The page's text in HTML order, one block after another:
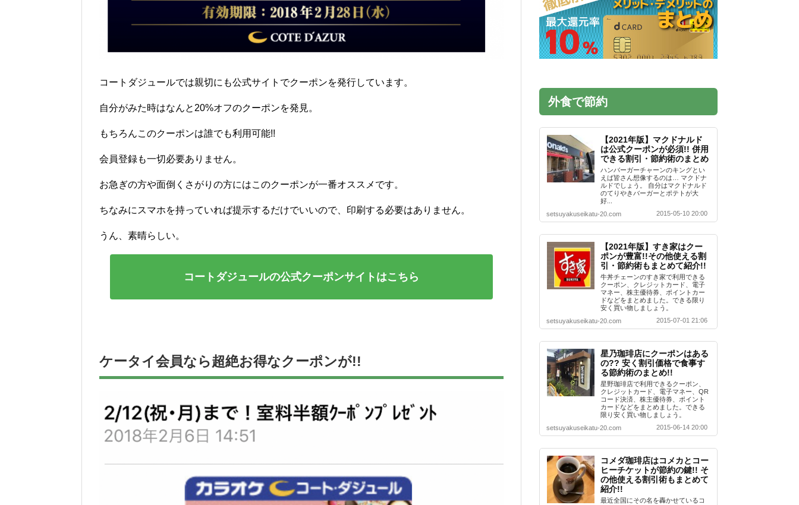
コートダジュールでは親切にも公式サイトでクーポンを発行しています。
自分がみた時はなんと20%オフのクーポンを発見。
もちろんこのクーポンは誰でも利用可能!!
会員登録も一切必要ありません。
お急ぎの方や面倒くさがりの方にはこのクーポンが一番オススメです。
ちなみにスマホを持っていれば提示するだけでいいので、印刷する必要はありません。
うん、素晴らしい。
コートダジュールの公式クーポンサイトはこちら
ケータイ会員なら超絶お得なクーポンが!!
外食で節約
【2021年版】マクドナルド
は公式クーポンが必須!! 併用
できる割引・節約術のまとめ
ハンバーガーチャーンのキングとい
えば皆さん想像するのは… マクドナ
ルドでしょう。 自分はマクドナルド
のてりやきバーガーとポテトが大
好...
setsuyakuseikatu-20.com
2015-05-10 20:00
【2021年版】すき家はクー
ポンが豊富!!その他使える割
引・節約術もまとめて紹介!!
牛丼チェーンのすき家で利用できる
クーポン、クレジットカード、電子
マネー、株主優待券、ポイントカー
ドなどをまとめました。できる限り
安く買い物しましょう。
setsuyakuseikatu-20.com
2015-07-01 21:06
星乃珈琲店にクーポンはある
の?? 安く割引価格で食事す
る節約術のまとめ!!
星野珈琲店で利用できるクーポン、
クレジットカード、電子マネー、QR
コード決済、株主優待券、ポイント
カードなどをまとめました。できる
限り安く買い物しましょう。
setsuyakuseikatu-20.com
2015-06-14 20:00
コメダ珈琲店はコメカとコー
ヒーチケットが節約の鍵!! そ
の他使える割引術もまとめて
紹介!!
最近全国にその名を轟かせているコ